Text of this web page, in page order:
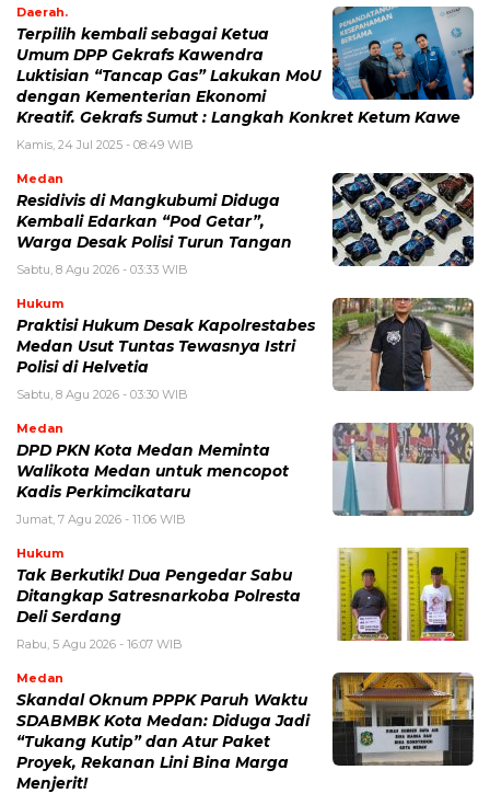
Daerah.
Terpilih kembali sebagai Ketua
Umum DPP Gekrafs Kawendra
Luktisian “Tancap Gas” Lakukan MoU
dengan Kementerian Ekonomi
Kreatif. Gekrafs Sumut : Langkah Konkret Ketum Kawe
Kamis, 24 Jul 2025 - 08:49 WIB
Medan
Residivis di Mangkubumi Diduga
Kembali Edarkan “Pod Getar”,
Warga Desak Polisi Turun Tangan
Sabtu, 8 Agu 2026 - 03:33 WIB
Hukum
Praktisi Hukum Desak Kapolrestabes
Medan Usut Tuntas Tewasnya Istri
Polisi di Helvetia
Sabtu, 8 Agu 2026 - 03:30 WIB
Medan
DPD PKN Kota Medan Meminta
Walikota Medan untuk mencopot
Kadis Perkimcikataru
Jumat, 7 Agu 2026 - 11:06 WIB
Hukum
Tak Berkutik! Dua Pengedar Sabu
Ditangkap Satresnarkoba Polresta
Deli Serdang
Rabu, 5 Agu 2026 - 16:07 WIB
Medan
Skandal Oknum PPPK Paruh Waktu
SDABMBK Kota Medan: Diduga Jadi
“Tukang Kutip” dan Atur Paket
Proyek, Rekanan Lini Bina Marga
Menjerit!